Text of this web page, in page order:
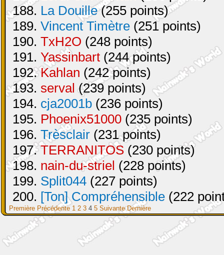
188. La Douille(255 points)
189. Vincent Timètre (251 points)
190. TxH2O (248 points)
191. Yassinbart (244 points)
192.Kahlan (242 points)
193. serval (239 points)
194. cja2001b (236 points)
195. Phoenix51000 (235 points)
196. Trèsclair (231 points)
197.TERRANITOS (230 points)
198. nain-du-striel (228 points)
199. Split044 (227 points)
200. [Ton] Compréhensible (222
Première Précédente 1 2 3 4 5 Suivante Dernière